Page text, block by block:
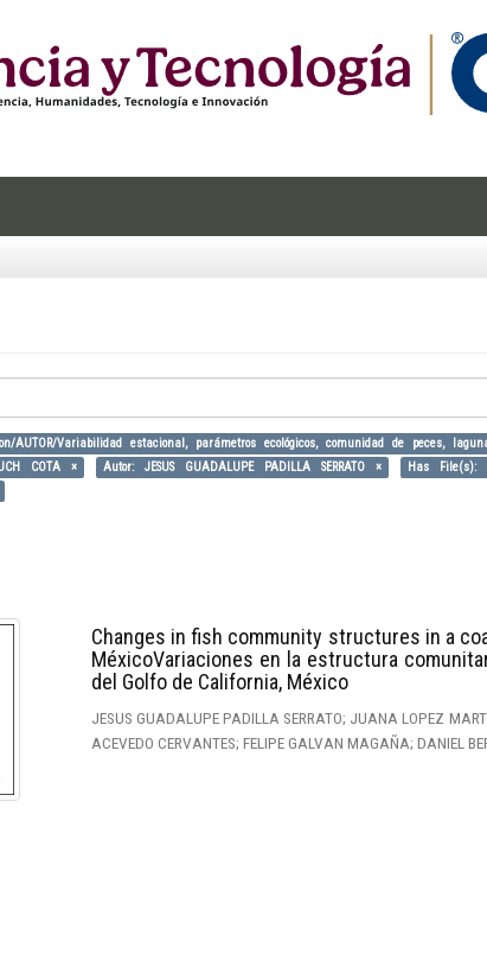
AUTOR/Variabilidad estacional, parámetros ecológicos, comunidad de peces,
COTA ×
Autor: JESUS GUADALUPE PADILLA SERRATO × Has File(s):
Changes in fish community structures in a
MéxicoVariaciones en la estructura
del Golfo de California, México
JESUS GUADALUPE PADILLA SERRATO; JUANA LOPEZ
ACEVEDO CERVANTES; FELIPE GALVAN MAGAÑA; DANIEL